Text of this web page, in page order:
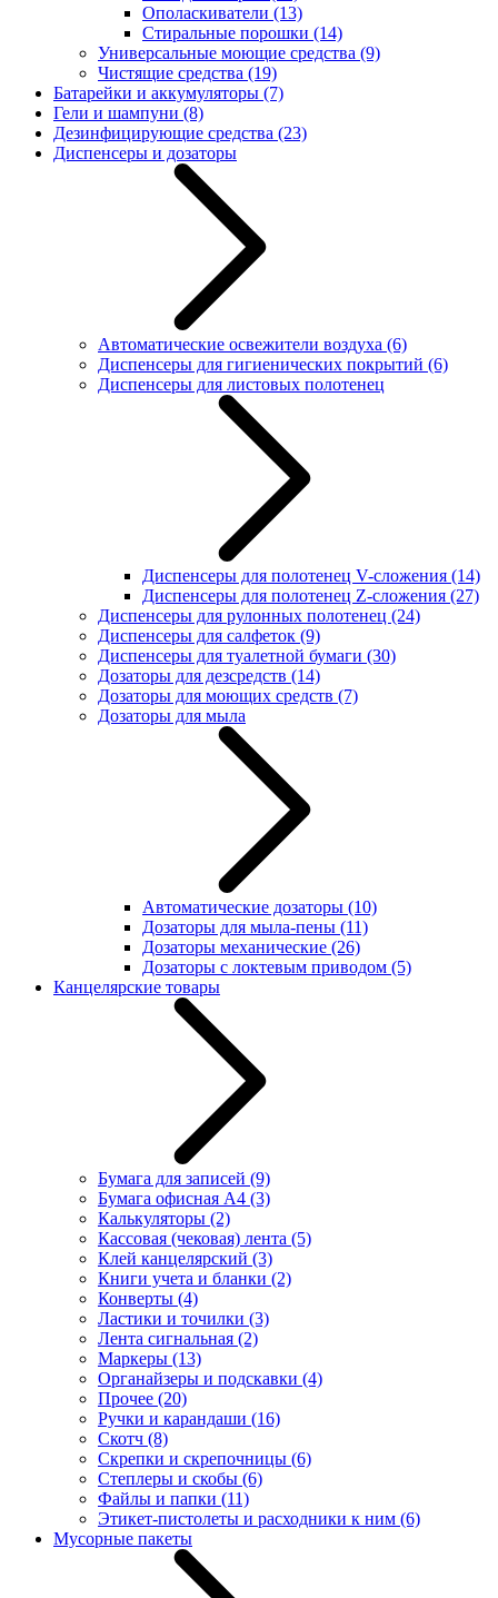
Ополаскиватели (13)
Стиральные порошки (14)
Универсальные моющие средства (9)
Чистящие средства (19)
Батарейки и аккумуляторы (7)
Гели и шампуни (8)
Дезинфицирующие средства (23)
Диспенсеры и дозаторы
Автоматические освежители воздуха (6)
Диспенсеры для гигиенических покрытий (6)
Диспенсеры для листовых полотенец
Диспенсеры для полотенец V-сложения (14)
Диспенсеры для полотенец Z-сложения (27)
Диспенсеры для рулонных полотенец (24)
Диспенсеры для салфеток (9)
Диспенсеры для туалетной бумаги (30)
Дозаторы для дезсредств (14)
Дозаторы для моющих средств (7)
Дозаторы для мыла
Автоматические дозаторы (10)
Дозаторы для мыла-пены (11)
Дозаторы механические (26)
Дозаторы с локтевым приводом (5)
Канцелярские товары
Бумага для записей (9)
Бумага офисная А4 (3)
Калькуляторы (2)
Кассовая (чековая) лента (5)
Клей канцелярский (3)
Книги учета и бланки (2)
Конверты (4)
Ластики и точилки (3)
Лента сигнальная (2)
Маркеры (13)
Органайзеры и подскавки (4)
Прочее (20)
Ручки и карандаши (16)
Скотч (8)
Скрепки и скрепочницы (6)
Степлеры и скобы (6)
Файлы и папки (11)
Этикет-пистолеты и расходники к ним (6)
Мусорные пакеты